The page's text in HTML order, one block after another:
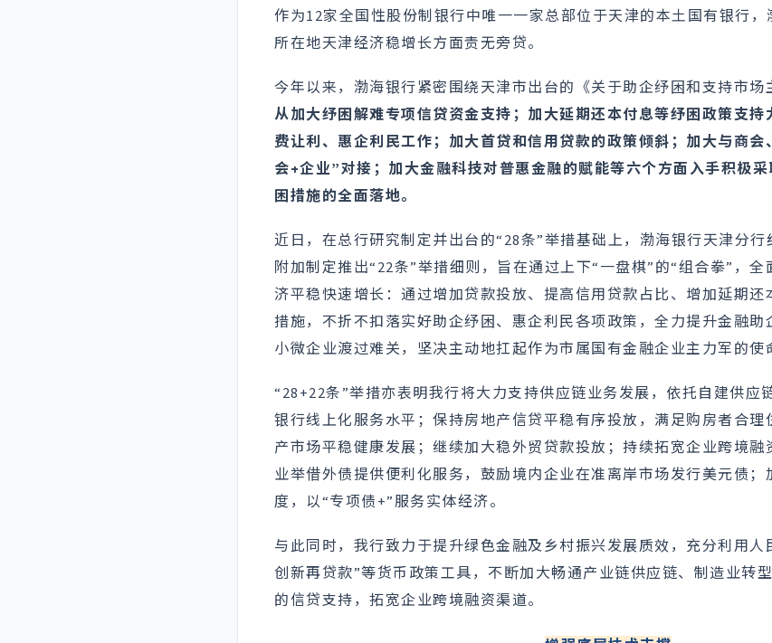
作为12家全国性股份制银行中唯一一家总部位于天津的本土国有银行
所在地天津经济稳增长方面责无旁贷。
今年以来，渤海银行紧密围绕天津市出台的《关于助企纾困和支持市场
从加大纾困解难专项信贷资金支持；加大延期还本付息等纾困政策支持
费让利、惠企利民工作；加大首贷和信用贷款的政策倾斜；加大与商
会+企业”对接；加大金融科技对普惠金融的赋能等六个方面入手积极
困措施的全面落地。
近日，在总行研究制定并出台的“28条”举措基础上，渤海银行天津分
附加制定推出“22条”举措细则，旨在通过上下“一盘棋”的“组合拳”，
济平稳快速增长：通过增加贷款投放、提高信用贷款占比、增加延期还
措施，不折不扣落实好助企纾困、惠企利民各项政策，全力提升金融助
小微企业渡过难关，坚决主动地扛起作为市属国有金融企业主力军的使
“28+22条”举措亦表明我行将大力支持供应链业务发展，依托自建供应
银行线上化服务水平；保持房地产信贷平稳有序投放，满足购房者合理
产市场平稳健康发展；继续加大稳外贸贷款投放；持续拓宽企业跨境融
业举借外债提供便利化服务，鼓励境内企业在准离岸市场发行美元债；
度，以“专项债+”服务实体经济。
与此同时，我行致力于提升绿色金融及乡村振兴发展质效，充分利用人
创新再贷款”等货币政策工具，不断加大畅通产业链供应链、制造业转
的信贷支持，拓宽企业跨境融资渠道。